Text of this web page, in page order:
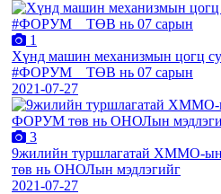
1
Хүнд машин механизмын цогц
#ФОРУМ__ТӨВ нь 07 сарын
2021-07-27
3
9жилийн туршлагатай ХММО-
төв нь ОНОЛын мэдлэгийг
2021-07-27